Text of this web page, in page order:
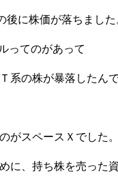
後に株価が落ちました
ってのがあって
系の株が暴落したん
がスペースＸでした。
に、持ち株を売った